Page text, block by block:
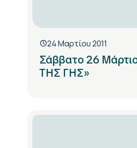
24 Μαρτίου 2011
Σάββατο 26
ΤΗΣ ΓΗΣ»